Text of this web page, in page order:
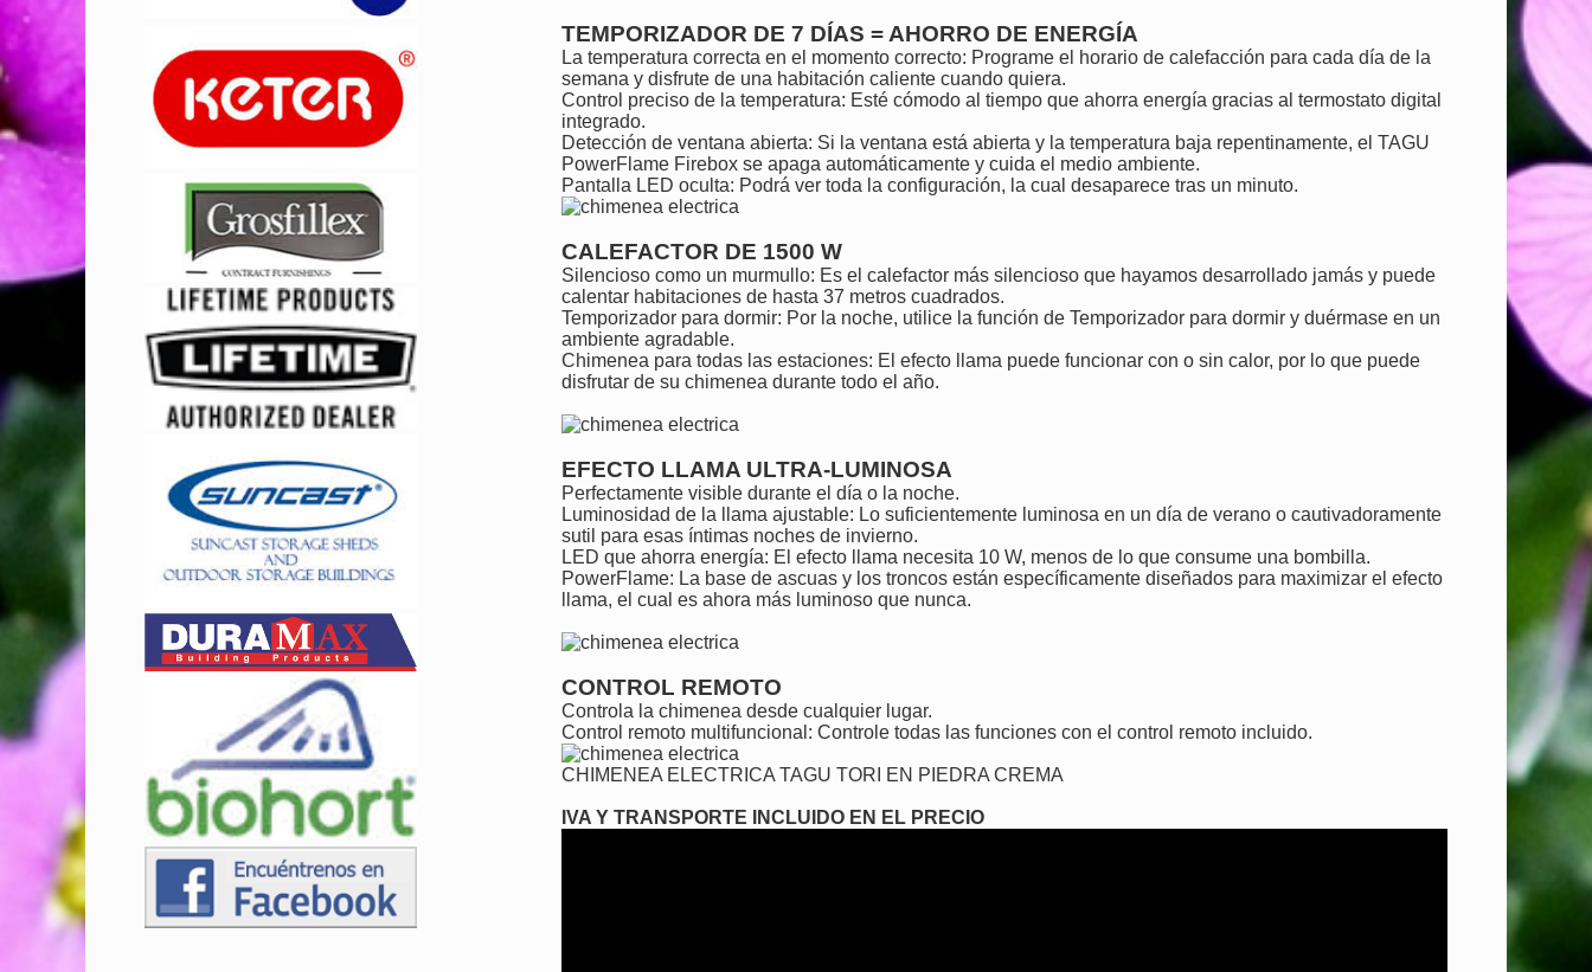
TEMPORIZADOR DE 7 DÍAS = AHORRO DE ENERGÍA
La temperatura correcta en el momento correcto: Programe el horario de calefacción para cada día de la
semana y disfrute de una habitación caliente cuando quiera.
Control preciso de la temperatura: Esté cómodo al tiempo que ahorra energía gracias al termostato digital
integrado.
Detección de ventana abierta: Si la ventana está abierta y la temperatura baja repentinamente, el TAGU
PowerFlame Firebox se apaga automáticamente y cuida el medio ambiente.
Pantalla LED oculta: Podrá ver toda la configuración, la cual desaparece tras un minuto.
CALEFACTOR DE 1500 W
Silencioso como un murmullo: Es el calefactor más silencioso que hayamos desarrollado jamás y puede
calentar habitaciones de hasta 37 metros cuadrados.
Temporizador para dormir: Por la noche, utilice la función de Temporizador para dormir y duérmase en un
ambiente agradable.
Chimenea para todas las estaciones: El efecto llama puede funcionar con o sin calor, por lo que puede
disfrutar de su chimenea durante todo el año.
EFECTO LLAMA ULTRA-LUMINOSA
Perfectamente visible durante el día o la noche.
Luminosidad de la llama ajustable: Lo suficientemente luminosa en un día de verano o cautivadoramente
sutil para esas íntimas noches de invierno.
LED que ahorra energía: El efecto llama necesita 10 W, menos de lo que consume una bombilla.
PowerFlame: La base de ascuas y los troncos están específicamente diseñados para maximizar el efecto
llama, el cual es ahora más luminoso que nunca.
CONTROL REMOTO
Controla la chimenea desde cualquier lugar.
Control remoto multifuncional: Controle todas las funciones con el control remoto incluido.
CHIMENEA ELECTRICA TAGU TORI EN PIEDRA CREMA
IVA Y TRANSPORTE INCLUIDO EN EL PRECIO